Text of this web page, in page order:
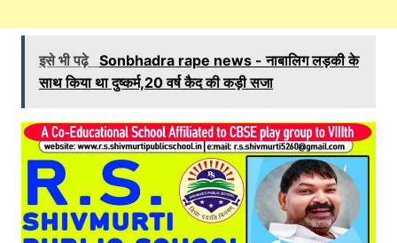
इसे भी पढ़े Sonbhadra rape news - नाबालिग लड़की के
साथ किया था दुष्कर्म,20 वर्ष कैद की कड़ी सजा